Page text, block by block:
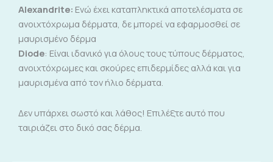
Alexandrite: Ενώ έχει καταπληκτικά αποτελέσματα σε
ανοιχτόχρωμα δέρματα, δε μπορεί να εφαρμοσθεί σε
μαυρισμένο δέρμα
Diode: Είναι ιδανικό για όλους τους τύπους δέρματος,
ανοιχτόχρωμες και σκούρες επιδερμίδες αλλά και για
μαυρισμένα από τον ήλιο δέρματα.
Δεν υπάρχει σωστό και λάθος! Επιλέξτε αυτό που
ταιριάζει στο δικό σας δέρμα.